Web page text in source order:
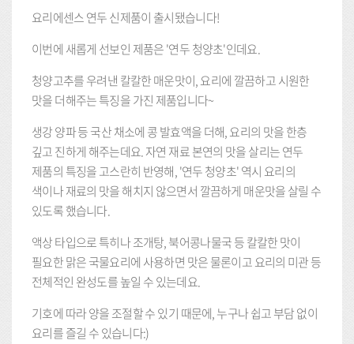
요리에센스 연두 신제품이 출시됐습니다!
이번에 새롭게 선보인 제품은 '연두 청양초'인데요.
청양고추를 우려낸 칼칼한 매운맛이, 요리에 깔끔하고 시원한
맛을 더해주는 특징을 가진 제품입니다~
생강 양파 등 국산 채소에 콩 발효액을 더해, 요리의 맛을 한층
깊고 진하게 해주는데요. 자연 재료 본연의 맛을 살리는 연두
제품의 특징을 고스란히 반영해, '연두 청양초' 역시 요리의
색이나 재료의 맛을 해치지 않으면서 깔끔하게 매운맛을 살릴 수
있도록 했습니다.
액상 타입으로 특히나 조개탕, 북어콩나물국 등 칼칼한 맛이
필요한 맑은 국물요리에 사용하면 맛은 물론이고 요리의 미관 등
전체적인 완성도를 높일 수 있는데요.
기호에 따라 양을 조절할 수 있기 때문에, 누구나 쉽고 부담 없이
요리를 즐길 수 있습니다:)